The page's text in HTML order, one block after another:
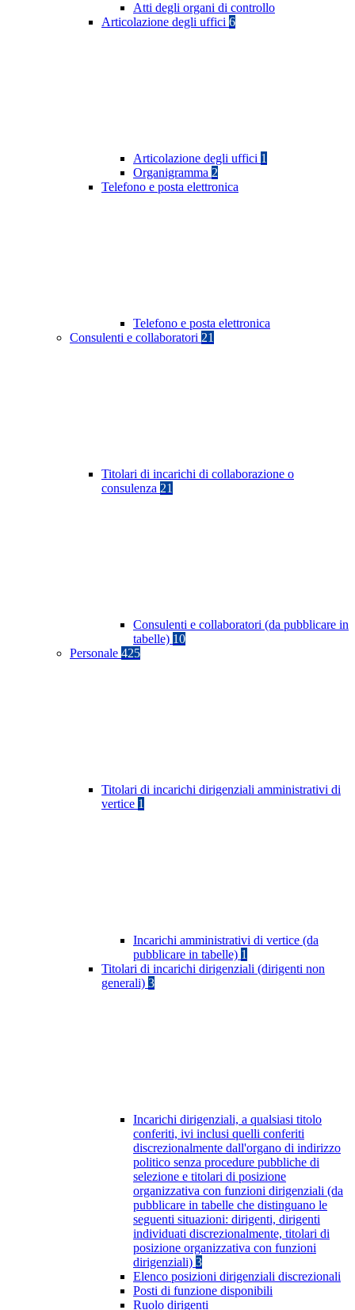
Atti degli organi di controllo
Articolazione degli uffici 6
Articolazione degli uffici 1
Organigramma 2
Telefono e posta elettronica
Telefono e posta elettronica
Consulenti e collaboratori 21
Titolari di incarichi di collaborazione o
consulenza 21
Consulenti e collaboratori (da pubblicare in
tabelle) 10
Personale 425
Titolari di incarichi dirigenziali amministrativi di
vertice 1
Incarichi amministrativi di vertice (da
pubblicare in tabelle) 1
Titolari di incarichi dirigenziali (dirigenti non
generali) 3
Incarichi dirigenziali, a qualsiasi titolo
conferiti, ivi inclusi quelli conferiti
discrezionalmente dall'organo di indirizzo
politico senza procedure pubbliche di
selezione e titolari di posizione
organizzativa con funzioni dirigenziali (da
pubblicare in tabelle che distinguano le
seguenti situazioni: dirigenti, dirigenti
individuati discrezionalmente, titolari di
posizione organizzativa con funzioni
dirigenziali) 3
Elenco posizioni dirigenziali discrezionali
Posti di funzione disponibili
Ruolo dirigenti